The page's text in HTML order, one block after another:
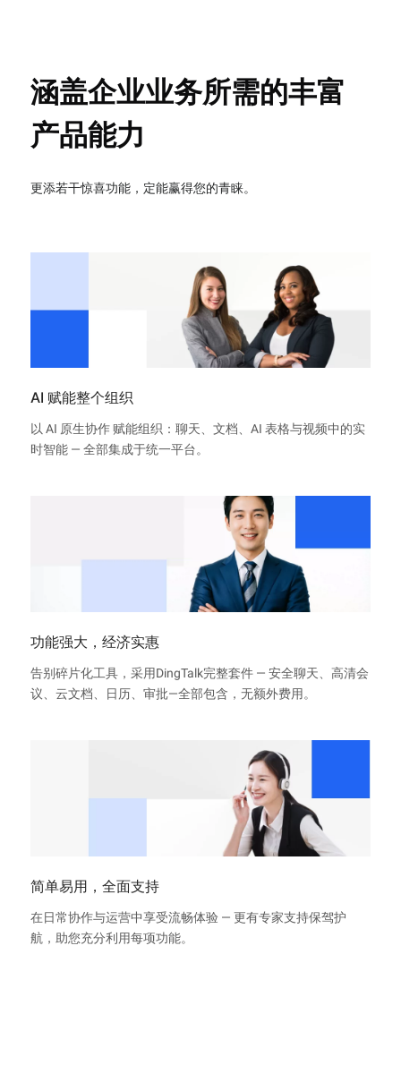
涵盖企业业务所需的丰富
产品能力
更添若干惊喜功能，定能赢得您的青睐。
AI 赋能整个组织
以 AI 原生协作 赋能组织：聊天、文档、AI 表格与视频中的实
时智能 — 全部集成于统一平台。
功能强大，经济实惠
告别碎片化工具，采用DingTalk完整套件 — 安全聊天、高清会
议、云文档、日历、审批—全部包含，无额外费用。
简单易用，全面支持
在日常协作与运营中享受流畅体验 — 更有专家支持保驾护
航，助您充分利用每项功能。